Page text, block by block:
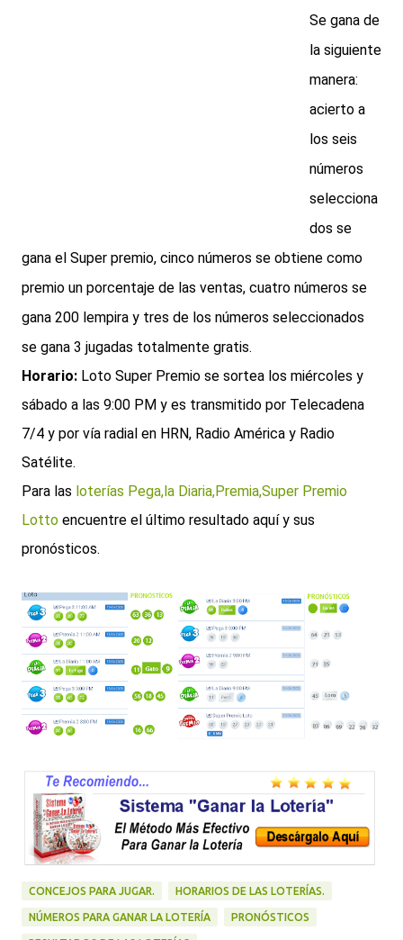
Se gana de
la siguiente
manera:
acierto a
los seis
números
selecciona
dos se
gana el Super premio, cinco números se obtiene como
premio un porcentaje de las ventas, cuatro números se
gana 200 lempira y tres de los números seleccionados
se gana 3 jugadas totalmente gratis.
Horario: Loto Super Premio se sortea los miércoles y
sábado a las 9:00 PM y es transmitido por Telecadena
7/4 y por vía radial en HRN, Radio América y Radio
Satélite.
Para las loterías Pega,la Diaria,Premia,Super Premio
Lotto encuentre el último resultado aquí y sus
pronósticos.
CONCEJOS PARA JUGAR. HORARIOS DE LAS LOTERÍAS.
NÚMEROS PARA GANAR LA LOTERÍA PRONÓSTICOS